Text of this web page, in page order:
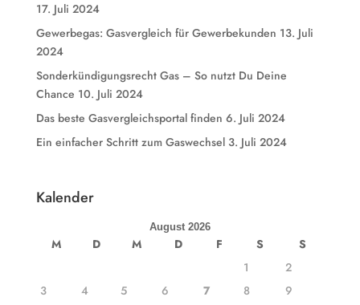
17. Juli 2024
Gewerbegas: Gasvergleich für Gewerbekunden 13. Juli
2024
Sonderkündigungsrecht Gas – So nutzt Du Deine
Chance 10. Juli 2024
Das beste Gasvergleichsportal finden 6. Juli 2024
Ein einfacher Schritt zum Gaswechsel 3. Juli 2024
Kalender
August 2026
M D M D F S
S
1
2
3
4 5 6 7 8
9